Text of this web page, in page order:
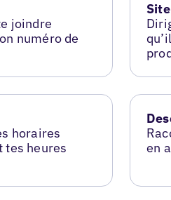
joindre
numéro de
horaires
tes heures
en